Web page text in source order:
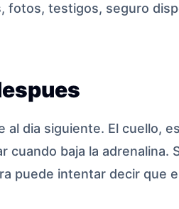
fotos, testigos, seguro
dia siguiente. El cuello,
baja la adrenalina.
puede intentar decir que